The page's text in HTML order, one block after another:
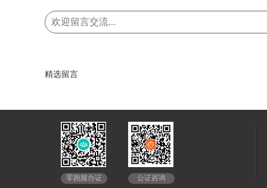
精选留言
零跑腿办证 公证咨询